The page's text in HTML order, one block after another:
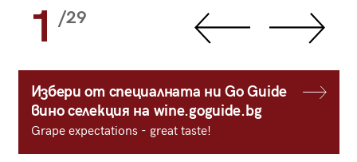
1 /29
Избери от специалната ни Go Guide
вино селекция на wine.goguide.bg
Grape expectations - great taste!